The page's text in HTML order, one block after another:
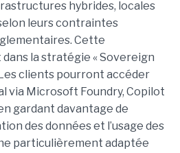
hybrides, locales
leurs contraintes
Cette
la stratégie « Sovereign
clients pourront accéder
via Microsoft Foundry, Copilot
gardant davantage de
des données et l’usage des
particulièrement adaptée